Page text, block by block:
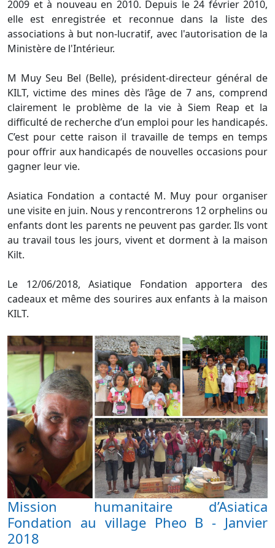
2009 et à nouveau en 2010. Depuis le 24 février 2010,
elle est enregistrée et reconnue dans la liste des
associations à but non-lucratif, avec l'autorisation de la
Ministère de l'Intérieur.
M Muy Seu Bel (Belle), président-directeur général de
KILT, victime des mines dès l’âge de 7 ans, comprend
clairement le problème de la vie à Siem Reap et la
difficulté de recherche d’un emploi pour les handicapés.
C’est pour cette raison il travaille de temps en temps
pour offrir aux handicapés de nouvelles occasions pour
gagner leur vie.
Asiatica Fondation a contacté M. Muy pour organiser
une visite en juin. Nous y rencontrerons 12 orphelins ou
enfants dont les parents ne peuvent pas garder. Ils vont
au travail tous les jours, vivent et dorment à la maison
Kilt.
Le 12/06/2018, Asiatique Fondation apportera des
cadeaux et même des sourires aux enfants à la maison
KILT.
Mission humanitaire d’Asiatica
Fondation au village Pheo B - Janvier
2018